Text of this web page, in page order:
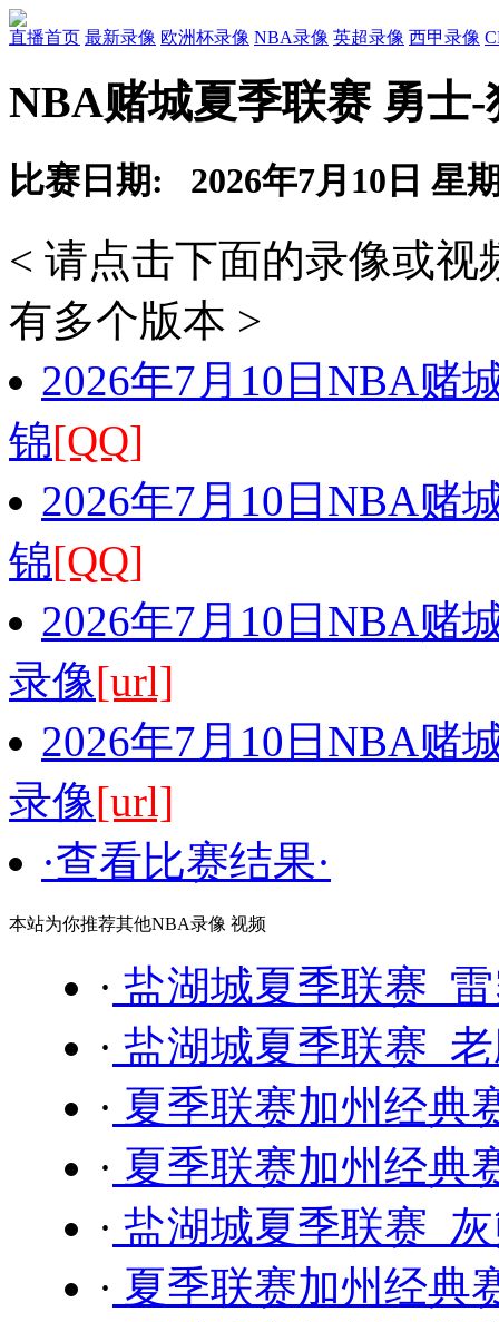
直播首页 最新录像 欧洲杯录像 NBA录像 英超录像 西甲录像
NBA赌城夏季联赛 勇士
比赛日期: 2026年7月10日 星
< 请点击下面的录像或
有多个版本 >
2026年7月10日NBA赌
锦[QQ]
2026年7月10日NBA赌
锦[QQ]
2026年7月10日NBA赌
录像[url]
2026年7月10日NBA赌
录像[url]
·查看比赛结果·
本站为你推荐其他NBA录像 视频
· 盐湖城夏季联赛
· 盐湖城夏季联赛
· 夏季联赛加州经典
· 夏季联赛加州经典
· 盐湖城夏季联赛
· 夏季联赛加州经典